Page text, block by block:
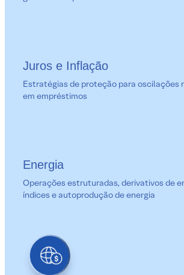
Juros e Inflação
Estratégias de proteção para oscilações
em empréstimos
Energia
Operações estruturadas, derivativos de
índices e autoprodução de energia